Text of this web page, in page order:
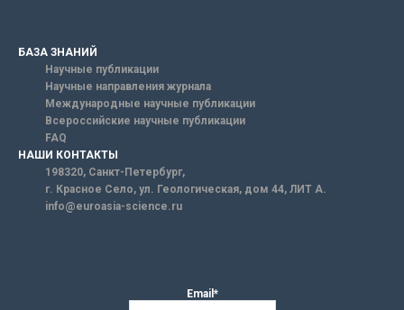
БАЗА ЗНАНИЙ
Научные публикации
Научные направления журнала
Международные научные публикации
Всероссийские научные публикации
FAQ
НАШИ КОНТАКТЫ
198320, Санкт-Петербург,
г. Красное Село, ул. Геологическая, дом 44, ЛИТ А.
info@euroasia-science.ru
Email*